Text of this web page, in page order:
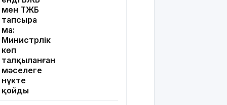
мен ТЖБ
тапсыра
ма:
Министрлік
көп
талқыланған
мәселеге
нүкте
қойды